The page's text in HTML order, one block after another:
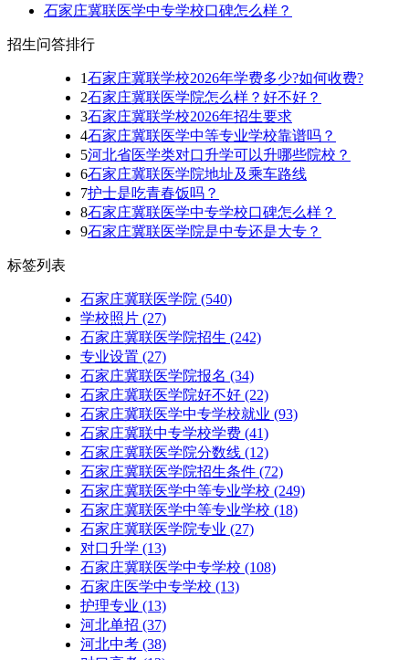
石家庄冀联医学中专学校口碑怎么样？
招生问答排行
1石家庄冀联学校2026年学费多少?如何收费?
2石家庄冀联医学院怎么样？好不好？
3石家庄冀联学校2026年招生要求
4石家庄冀联医学中等专业学校靠谱吗？
5河北省医学类对口升学可以升哪些院校？
6石家庄冀联医学院地址及乘车路线
7护士是吃青春饭吗？
8石家庄冀联医学中专学校口碑怎么样？
9石家庄冀联医学院是中专还是大专？
标签列表
石家庄冀联医学院 (540)
学校照片 (27)
石家庄冀联医学院招生 (242)
专业设置 (27)
石家庄冀联医学院报名 (34)
石家庄冀联医学院好不好 (22)
石家庄冀联医学中专学校就业 (93)
石家庄冀联中专学校学费 (41)
石家庄冀联医学院分数线 (12)
石家庄冀联医学院招生条件 (72)
石家庄冀联医学中等专业学校 (249)
石家庄冀联医学中等专业学校​ (18)
石家庄冀联医学院专业 (27)
对口升学 (13)
石家庄冀联医学中专学校 (108)
石家庄医学中专学校 (13)
护理专业 (13)
河北单招 (37)
河北中考 (38)